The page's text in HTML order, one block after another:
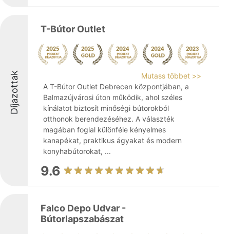
Díjazottak
T-Bútor Outlet
Mutass többet >>
A T-Bútor Outlet Debrecen központjában, a
Balmazújvárosi úton működik, ahol széles
kínálatot biztosít minőségi bútorokból
otthonok berendezéséhez. A választék
magában foglal különféle kényelmes
kanapékat, praktikus ágyakat és modern
konyhabútorokat, ...
9.6
Falco Depo Udvar -
Bútorlapszabászat